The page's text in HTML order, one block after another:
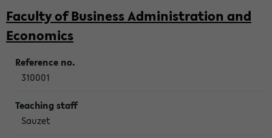
Faculty of Business Administration and
Economics
310001
Sauzet